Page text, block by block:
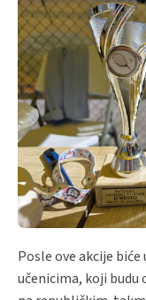
Posle ove akcije
učenicima, koji budu